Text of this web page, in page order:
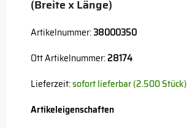
(Breite x Länge)
Artikelnummer:38000350
Ott Artikelnummer:28174
Lieferzeit:sofort lieferbar (2.500 Stück)
Artikeleigenschaften